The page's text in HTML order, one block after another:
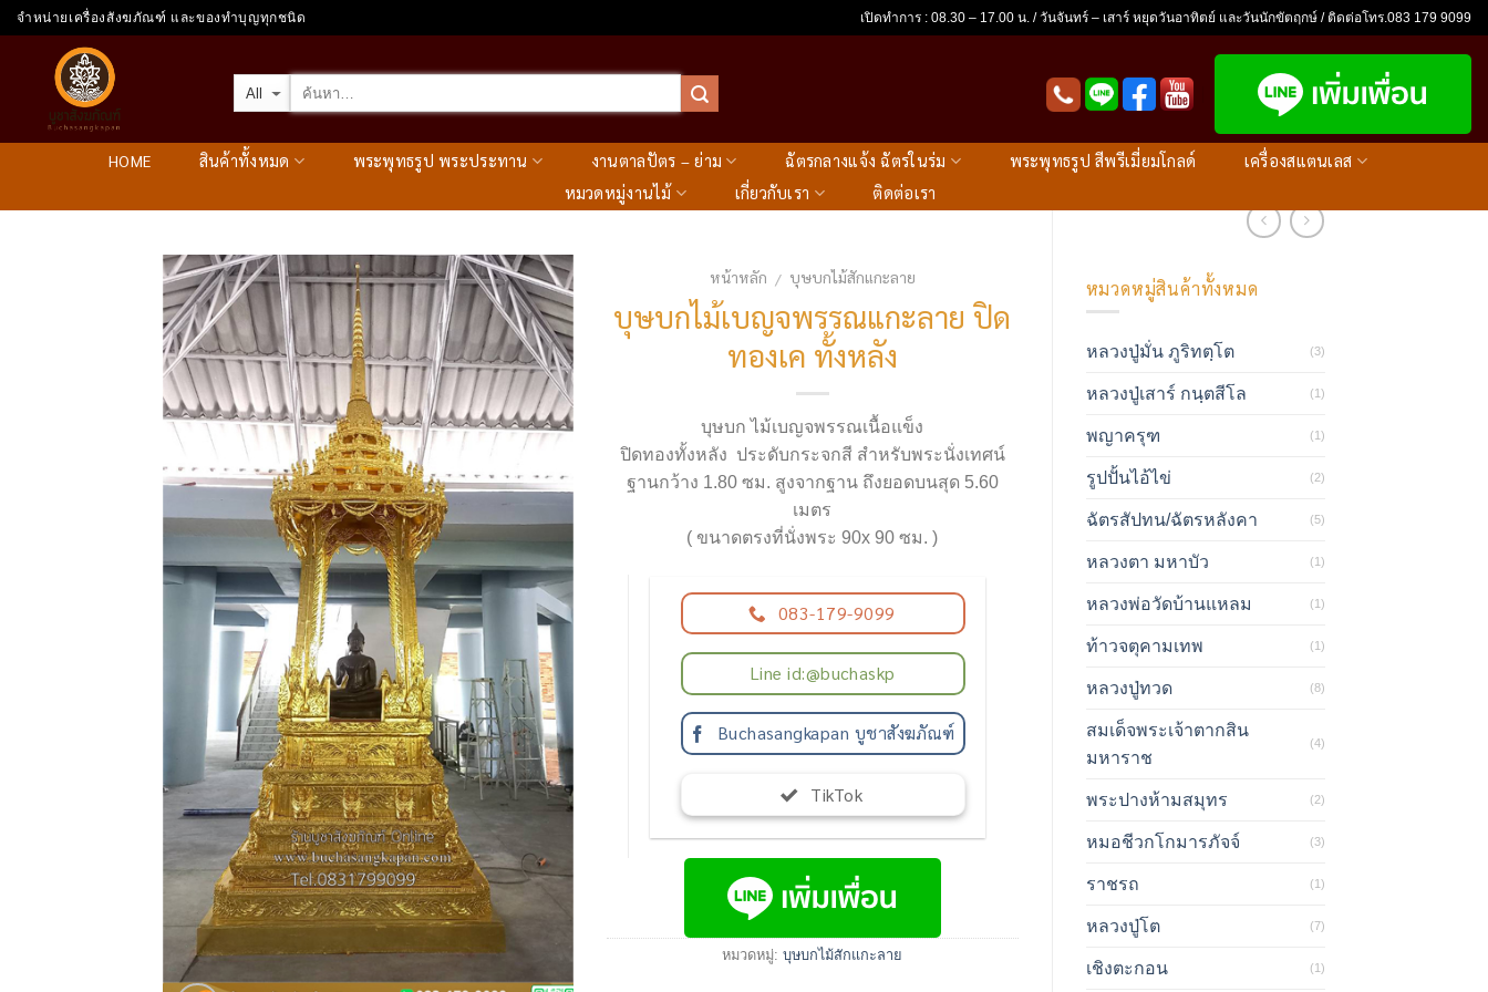
Skip
to
content
จำหน่ายเครื่องสังฆภัณฑ์ และของทำบุญทุกชนิด เปิดทำการ : 08.30 – 17.00 น. / วันจันทร์ – เสาร์ หยุดวันอาทิตย์ และวันนักขัตฤกษ์ / ติดต่อโทร.083 179 9099
HOME สินค้าทั้งหมด พระพุทธรูป พระประทาน งานตาลปัตร – ย่าม ฉัตรกลางแจ้ง ฉัตรในร่ม พระพุทธรูป สีพรีเมี่ยมโกลด์
เครื่องสแตนเลส
หมวดหมู่งานไม้
เกี่ยวกับเรา ติดต่อเรา
หน้าหลัก / บุษบกไม้สักแกะลาย
บุษบกไม้เบญจพรรณแกะลาย ปิด
ทองเค ทั้งหลัง
บุษบก ไม้เบญจพรรณเนื้อแข็ง
ปิดทองทั้งหลัง ประดับกระจกสี สำหรับพระนั่งเทศน์
ฐานกว้าง 1.80 ซม. สูงจากฐาน ถึงยอดบนสุด 5.60
เมตร
( ขนาดตรงที่นั่งพระ 90x 90 ซม. )
083-179-9099
Line id:@buchaskp
Buchasangkapan บูชาสังฆภัณฑ์
TikTok
หมวดหมู่:บุษบกไม้สักแกะลาย
หมวดหมู่สินค้าทั้งหมด
หลวงปู่มั่น ภูริทตฺโต (3)
หลวงปู่เสาร์ กนฺตสีโล (1)
พญาครุฑ (1)
รูปปั้นไอ้ไข่ (2)
ฉัตรสัปทน/ฉัตรหลังคา (5)
หลวงตา มหาบัว (1)
หลวงพ่อวัดบ้านแหลม (1)
ท้าวจตุคามเทพ (1)
หลวงปู่ทวด (8)
สมเด็จพระเจ้าตากสิน
มหาราช
(4)
พระปางห้ามสมุทร (2)
หมอชีวกโกมารภัจจ์ (3)
ราชรถ (1)
หลวงปู่โต (7)
เชิงตะกอน (1)